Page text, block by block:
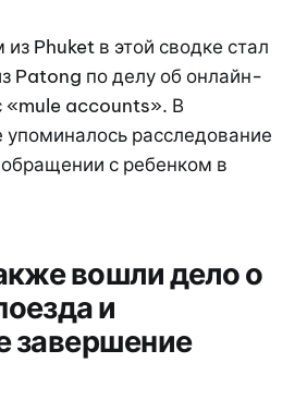
Phuket в этой сводке стал
Patong по делу об онлайн-
«mule accounts». В
расследование
с ребенком в
вошли дело о
и
завершение